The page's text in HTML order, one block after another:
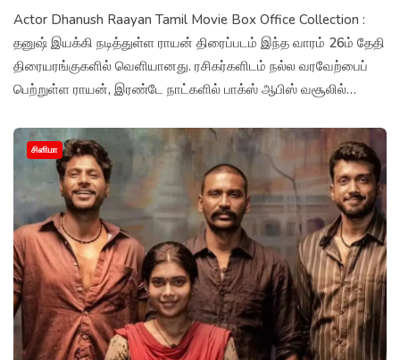
Actor Dhanush Raayan Tamil Movie Box Office Collection :
தனுஷ் இயக்கி நடித்துள்ள ராயன் திரைப்படம் இந்த வாரம் 26ம் தேதி
திரையரங்குகளில் வெளியானது. ரசிகர்களிடம் நல்ல வரவேற்பைப்
பெற்றுள்ள ராயன், இரண்டே நாட்களில் பாக்ஸ் ஆபிஸ் வசூலில்
சினிமா